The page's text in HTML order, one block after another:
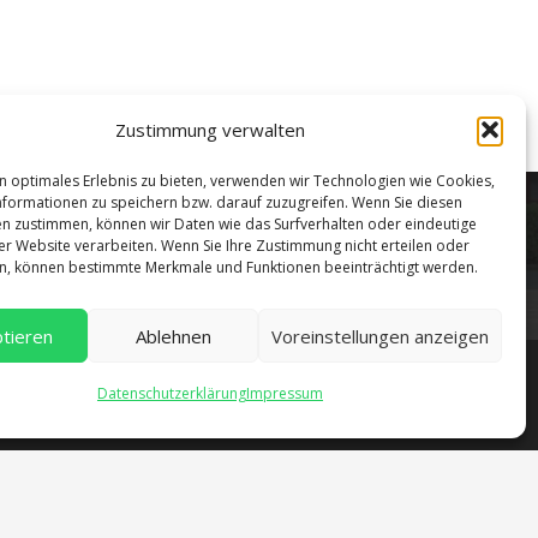
Zustimmung verwalten
optimales Erlebnis zu bieten, verwenden wir Technologien wie Cookies,
zu speichern bzw. darauf zuzugreifen. Wenn Sie diesen
zustimmen, können wir Daten wie das Surfverhalten oder eindeutige
Website verarbeiten. Wenn Sie Ihre Zustimmung nicht erteilen oder
können bestimmte Merkmale und Funktionen beeinträchtigt werden.
Ablehnen Voreinstellungen anzeigen
DatenschutzerklärungImpressum